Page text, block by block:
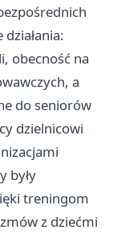
obecność na
a
do seniorów
dzielnicowi
były
treningom
z dziećmi